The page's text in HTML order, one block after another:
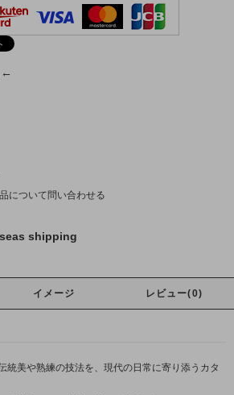
←
について問い合わせる
shipping
イメージ レビュー(0)
統美や熟練の技法を、現代の日常に寄り添うカタ